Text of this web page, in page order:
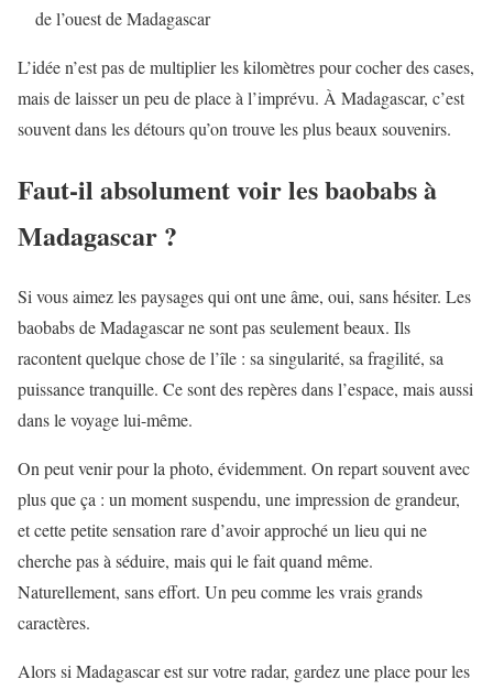
de l’ouest de Madagascar
L’idée n’est pas de multiplier les kilomètres pour cocher des cases,
mais de laisser un peu de place à l’imprévu. À Madagascar, c’est
souvent dans les détours qu’on trouve les plus beaux souvenirs.
Faut-il absolument voir les baobabs à
Madagascar ?
Si vous aimez les paysages qui ont une âme, oui, sans hésiter. Les
baobabs de Madagascar ne sont pas seulement beaux. Ils
racontent quelque chose de l’île : sa singularité, sa fragilité, sa
puissance tranquille. Ce sont des repères dans l’espace, mais aussi
dans le voyage lui-même.
On peut venir pour la photo, évidemment. On repart souvent avec
plus que ça : un moment suspendu, une impression de grandeur,
et cette petite sensation rare d’avoir approché un lieu qui ne
cherche pas à séduire, mais qui le fait quand même.
Naturellement, sans effort. Un peu comme les vrais grands
caractères.
Alors si Madagascar est sur votre radar, gardez une place pour les